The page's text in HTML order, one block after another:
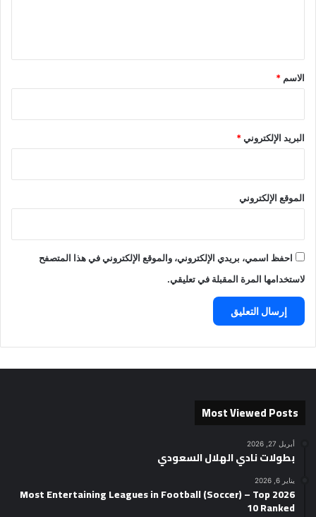
*
الاسم *
البريد الإلكتروني*
الموقع الإلكتروني
احفظ اسمي، بريدي الإلكتروني، والموقع الإلكتروني في هذا المتصفح
لاستخدامها المرة المقبلة في تعليقي.
Most Viewed Posts
أبريل 27, 2026
بطولات نادي الهلال السعودي
يناير 6, 2026
2026 Most Entertaining Leagues in Football (Soccer) – Top
10 Ranked